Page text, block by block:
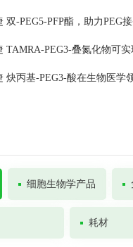
双-PEG5-PFP酯，助力PEG
TAMRA-PEG3-叠氮化物可
炔丙基-PEG3-酸在生物医学
细胞生物学产品
耗材